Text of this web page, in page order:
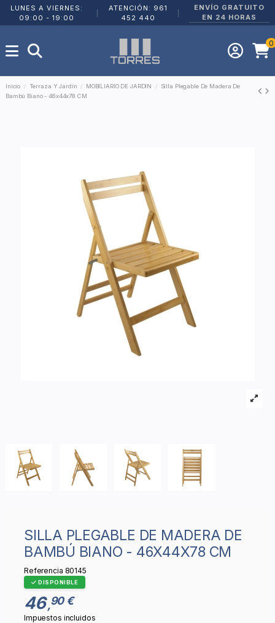
LUNES A VIERNES:
09:00 - 19:00
ATENCIÓN: 961
452 440
ENVÍO GRATUITO
EN 24 HORAS
0
Inicio Terraza Y Jardín MOBILIARIO DE JARDIN
Silla Plegable De Madera De
Bambú Biano - 46x44x78 CM
SILLA PLEGABLE DE MADERA DE
BAMBÚ BIANO - 46X44X78 CM
Referencia 80145
DISPONIBLE
46 ,90 €
Impuestos incluidos